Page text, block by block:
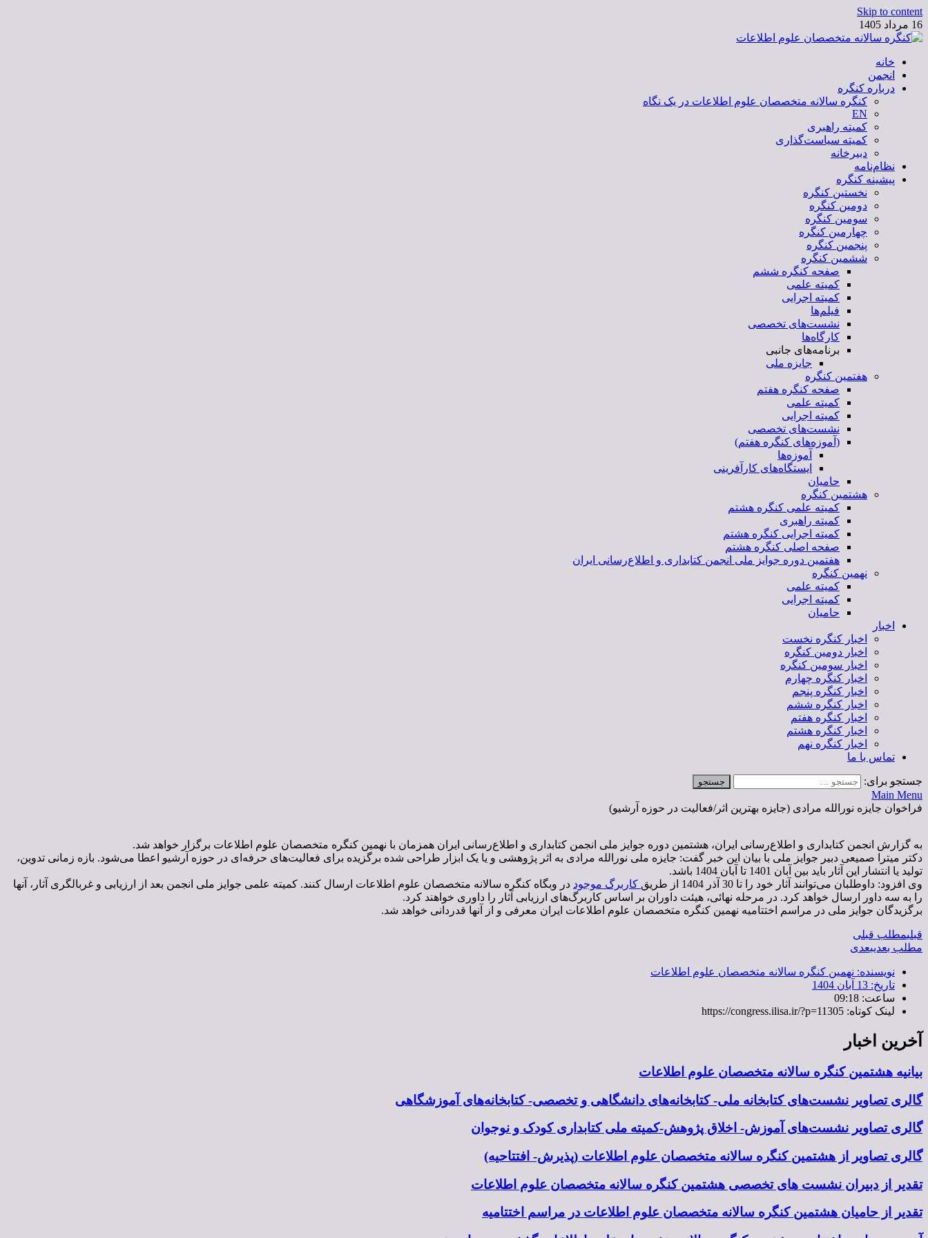
Skip to content
16 مرداد 1405
کنگره سالانه متخصصان علوم اطلاعات
خانه
انجمن
درباره کنگره
کنگره سالانه متخصصان علوم اطلاعات در یک نگاه
EN
کمیته راهبری
کمیته سیاست‌گذاری
دبیرخانه
نظام‌نامه
پیشینه کنگره
نخستین کنگره
دومین کنگره
سومین کنگره
چهارمین کنگره
پنجمین کنگره
ششمین کنگره
صفحه کنگره ششم
کمیته علمی
کمیته اجرایی
فیلم‌ها
نشست‌های تخصصی
کارگاه‌ها
برنامه‌های جانبی
جایزه ملی
هفتمین کنگره
صفحه کنگره هفتم
کمیته علمی
کمیته اجرایی
نشست‌های تخصصی
(آموزه‌های کنگره هفتم)
آموزه‌ها
ایستگاه‌های کارآفرینی
حامیان
هشتمین کنگره
کمیته علمی کنگره هشتم
کمیته راهبری
کمیته اجرایی کنگره هشتم
صفحه اصلی کنگره هشتم
هفتمین دوره جوایز ملی انجمن کتابداری و اطلاع‌رسانی ایران
نهمین کنگره
کمیته علمی
کمیته اجرایی
حامیان
اخبار
اخبار کنگره نخست
اخبار دومین کنگره
اخبار سومین کنگره
اخبار کنگره چهارم
اخبار کنگره پنجم
اخبار کنگره ششم
اخبار کنگره هفتم
اخبار کنگره هشتم
اخبار کنگره نهم
تماس با ما
جستجو برای:
Main Menu
فراخوان جایزه نورالله مرادی (جایزه بهترین اثر/فعالیت در حوزه آرشیو)
به گزارش انجمن کتابداری و اطلاع‌رسانی ایران، هشتمین دوره جوایز ملی انجمن کتابداری و اطلاع‌رسانی ایران همزمان با نهمین کنگره متخصصان علوم اطلاعات برگزار خواهد شد.
دکتر میترا صمیعی دبیر جوایز ملی با بیان این خبر گفت: جایزه ملی نورالله مرادی به اثر پژوهشی و یا یک ابزار طراحی شده برگزیده برای فعالیت‌های حرفه‌ای در حوزه آرشیو اعطا می‌شود. بازه زمانی تدوین،
تولید یا انتشار این آثار باید بین آبان 1401 تا آبان 1404 باشد.
وی افزود: داوطلبان می‌توانند آثار خود را تا 30 آذر 1404 از طریق
کاربرگ موجود در وبگاه کنگره سالانه متخصصان علوم اطلاعات ارسال کنند. کمیته علمی جوایز ملی انجمن بعد از ارزیابی و غربالگری آثار، آنها
را به سه داور ارسال خواهد کرد. در مرحله نهائی، هیئت داوران بر اساس کاربرگ‌های ارزیابی آثار را داوری خواهند کرد.
برگزیدگان جوایز ملی در مراسم اختتامیه نهمین کنگره متخصصان علوم اطلاعات ایران معرفی و از آنها قدردانی خواهد شد.
قبلیمطلب قبلی
مطلب بعدیبعدی
نویسنده: نهمین کنگره سالانه متخصصان علوم اطلاعات
تاریخ: 13 آبان 1404
ساعت: 09:18
لینک کوتاه: https://congress.ilisa.ir/?p=11305
آخرین اخبار
بیانیه هشتمین کنگره سالانه متخصصان علوم اطلاعات
گالری تصاویر نشست‌های کتابخانه ملی- کتابخانه‌های دانشگاهی و تخصصی- کتابخانه‌های آموزشگاهی
گالری تصاویر نشست‌های آموزش- اخلاق پژوهش-کمیته ملی کتابداری کودک و نوجوان
گالری تصاویر از هشتمین کنگره سالانه متخصصان علوم اطلاعات (پذیرش- افتتاحیه)
تقدیر از دبیران نشست های تخصصی هشتمین کنگره سالانه متخصصان علوم اطلاعات
تقدیر از حامیان هشتمین کنگره سالانه متخصصان علوم اطلاعات در مراسم اختتامیه